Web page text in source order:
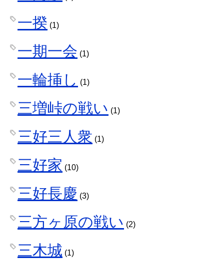
一揆 (1)
一期一会 (1)
一輪挿し (1)
三増峠の戦い (1)
三好三人衆 (1)
三好家 (10)
三好長慶 (3)
三方ヶ原の戦い (2)
三木城 (1)